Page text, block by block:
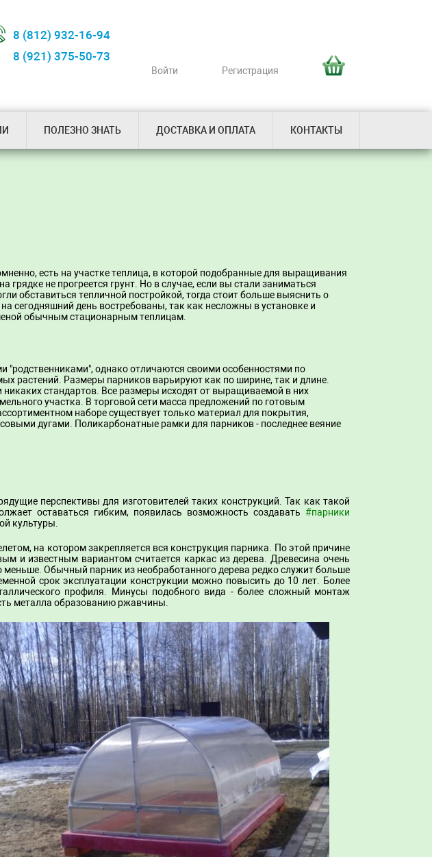
8 (812) 932-16-94
8 (921) 375-50-73
Войти Регистрация
ПОЛЕЗНО ЗНАТЬ ДОСТАВКА И ОПЛАТА КОНТАКТЫ
есть на участке теплица, в которой подобранные для выращивания
грядке не прогреется грунт. Но в случае, если вы стали заниматься
обставиться тепличной постройкой, тогда стоит больше выяснить о
сегодняшний день востребованы, так как несложны в установке и
обычным стационарным теплицам.
"родственниками", однако отличаются своими особенностями по
растений. Размеры парников варьируют как по ширине, так и длине.
никаких стандартов. Все размеры исходят от выращиваемой в них
участка. В торговой сети масса предложений по готовым
наборе существует только материал для покрытия,
дугами. Поликарбонатные рамки для парников - последнее веяние
перспективы для изготовителей таких конструкций. Так как такой
оставаться гибким, появилась возможность создавать #парники
культуры.
на котором закрепляется вся конструкция парника. По этой причине
и известным вариантом считается каркас из дерева. Древесина очень
меньше. Обычный парник из необработанного дерева редко служит больше
срок эксплуатации конструкции можно повысить до 10 лет. Более
профиля. Минусы подобного вида - более сложный монтаж
металла образованию ржавчины.